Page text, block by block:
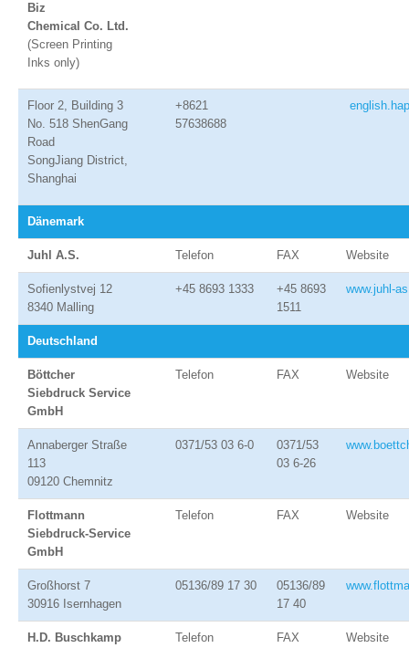
Biz
Chemical Co. Ltd.
(Screen Printing
Inks only)
Floor 2, Building 3
No. 518 ShenGang
Road
SongJiang District,
Shanghai
+8621
57638688
Dänemark
Juhl A.S. Telefon FAX Website
Sofienlystvej 12
8340 Malling
+45 8693 1333
+45 8693
1511
www.juhl-
Deutschland
Böttcher
Siebdruck Service
GmbH
Telefon FAX Website
Annaberger Straße
113
09120 Chemnitz
0371/53 03 6-0
0371/53
03 6-26
Flottmann
Siebdruck-Service
GmbH
Telefon FAX Website
Großhorst 7
30916 Isernhagen
05136/89 17 30
05136/89
17 40
H.D. Buschkamp
Telefon FAX Website